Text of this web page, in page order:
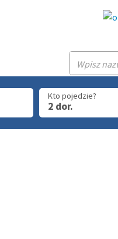
Kto pojedzie?
2 dor.